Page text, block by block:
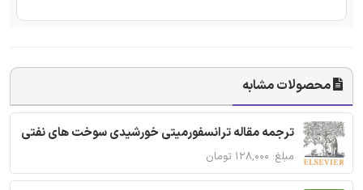
محصولات مشابه
ترجمه مقاله ترانسفورمیتی خورشیدی سوخت های نفتی
مبلغ: ۱۲۸,۰۰۰ تومان